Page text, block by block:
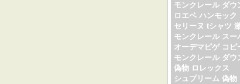
モンクレール ダウ
ロエベ ハンモック
セリーヌ tシャツ
モンクレール スー
オーデマピゲ コピ
モンクレール ダウ
偽物 ロレックス
シュプリーム 偽物